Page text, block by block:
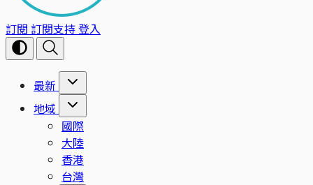
訂閱 訂閱支持登入
最新
地域
國際
大陸
香港
台灣